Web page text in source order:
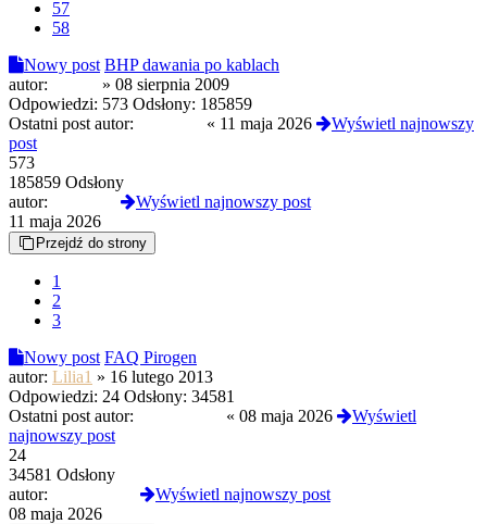
57
58
Nowy post BHP dawania po kablach
autor:
» 08 sierpnia 2009
Odpowiedzi: 573 Odsłony: 185859
Ostatni post autor:
« 11 maja 2026
Wyświetl najnowszy
post
573
185859 Odsłony
autor:
Wyświetl najnowszy post
11 maja 2026
Przejdź do strony
1
2
3
Nowy post FAQ Pirogen
autor: Lilia1 » 16 lutego 2013
Odpowiedzi: 24 Odsłony: 34581
Ostatni post autor:
« 08 maja 2026
Wyświetl
najnowszy post
24
34581 Odsłony
autor:
Wyświetl najnowszy post
08 maja 2026